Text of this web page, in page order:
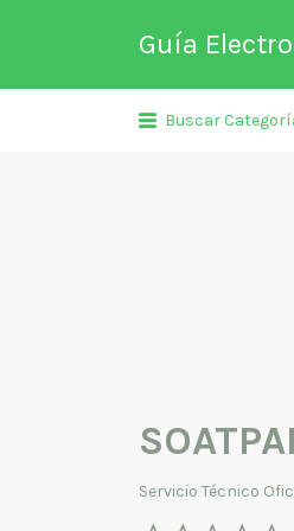
Guía
Directorio de
Buscar
por:
Buscar
Servicio Técnico